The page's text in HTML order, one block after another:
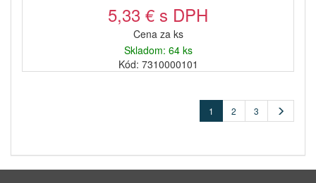
5,33 € s DPH
Cena za ks
Skladom: 64 ks
Kód: 7310000101
1 2 3